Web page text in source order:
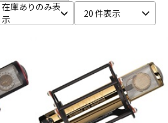
ウクレレ
パーカッション
電子ピアノ
在庫ありのみ表
示
20 件表示